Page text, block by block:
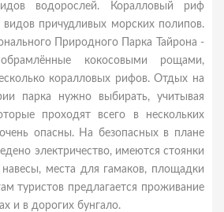
водорослей. Коралловый риф
причудливых морских полипов.
Природного Парка Тайрона -
кокосовыми рощами,
коралловых рифов. Отдых на
парка нужно выбирать, учитывая
проходят всего в нескольких
опасны. На безопасных в плане
электричество, имеются стоянки
навесы, места для гамаков, площадки
туристов предлагается проживание
и в дорогих бунгало.